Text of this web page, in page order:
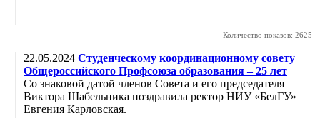
Количество показов: 2625
22.05.2024 Студенческому координационному совету
Общероссийского Профсоюза образования – 25 лет
Со знаковой датой членов Совета и его председателя
Виктора Шабельника поздравила ректор НИУ «БелГУ»
Евгения Карловская.